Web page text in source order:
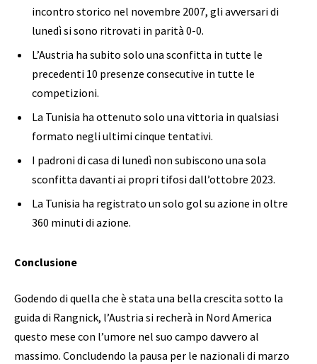
incontro storico nel novembre 2007, gli avversari di
lunedì si sono ritrovati in parità 0-0.
L’Austria ha subito solo una sconfitta in tutte le
precedenti 10 presenze consecutive in tutte le
competizioni.
La Tunisia ha ottenuto solo una vittoria in qualsiasi
formato negli ultimi cinque tentativi.
I padroni di casa di lunedì non subiscono una sola
sconfitta davanti ai propri tifosi dall’ottobre 2023.
La Tunisia ha registrato un solo gol su azione in oltre
360 ​​minuti di azione.
Conclusione
Godendo di quella che è stata una bella crescita sotto la
guida di Rangnick, l’Austria si recherà in Nord America
questo mese con l’umore nel suo campo davvero al
massimo. Concludendo la pausa per le nazionali di marzo